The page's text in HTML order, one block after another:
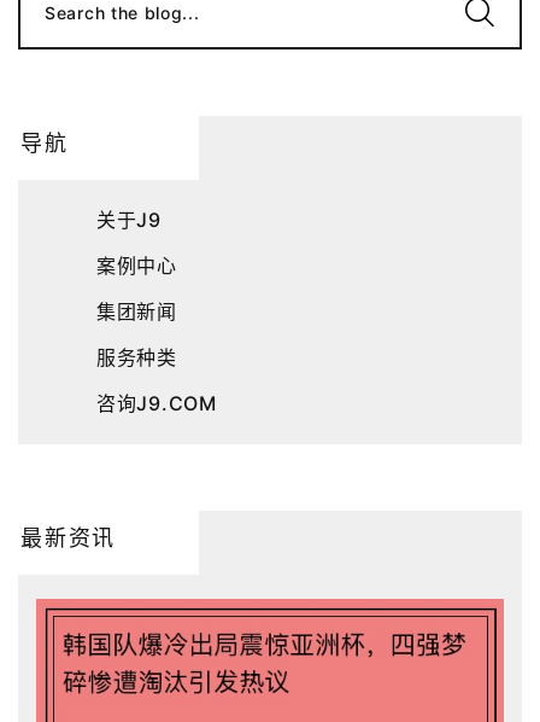
Search the blog...
导航
关于J9
案例中心
集团新闻
服务种类
咨询J9.COM
最新资讯